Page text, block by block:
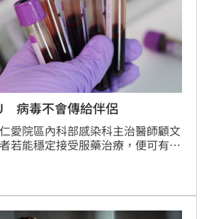
病毒不會傳給伴侶
愛院區內科部感染科主治醫師顧文
若能穩定接受服藥治療，便可有效
記者：陳弋）